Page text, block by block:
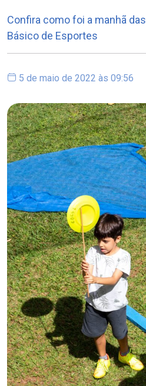
Confira como foi a manhã
Básico de Esportes
5 de maio de 2022 às 09:56